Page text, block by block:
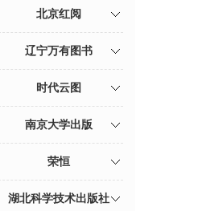
北京红阅
辽宁万有图书
时代云图
南京大学出版
荣恒
湖北科学技术出版社